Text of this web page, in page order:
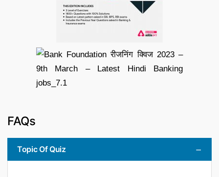
FAQs
Topic Of Quiz